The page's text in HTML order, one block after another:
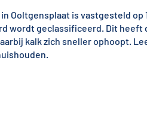
Ooltgensplaat is vastgesteld op
wordt geclassificeerd. Dit
kalk zich sneller ophoopt.